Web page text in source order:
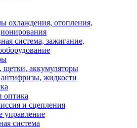
охлаждения, отопления,
система, зажигание,
аккумуляторы
жидкости
оптика
и сцепления
управление
система